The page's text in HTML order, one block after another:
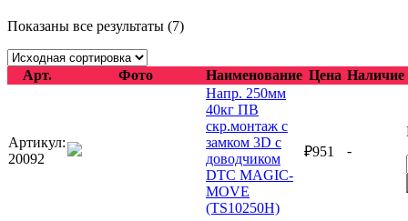
Показаны все результаты (7)
Арт. Фото Наименование Цена Наличие
Артикул:
20092
Напр. 250мм
40кг ПВ
скр.монтаж с
замком 3D с
доводчиком
DTC MAGIC-
MOVE
(TS10250H)
₽951 -